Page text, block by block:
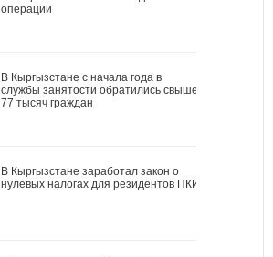
операции
В Кыргызстане с начала года в
службы занятости обратились свыше
77 тысяч граждан
В Кыргызстане заработал закон о
нулевых налогах для резидентов ПКИ